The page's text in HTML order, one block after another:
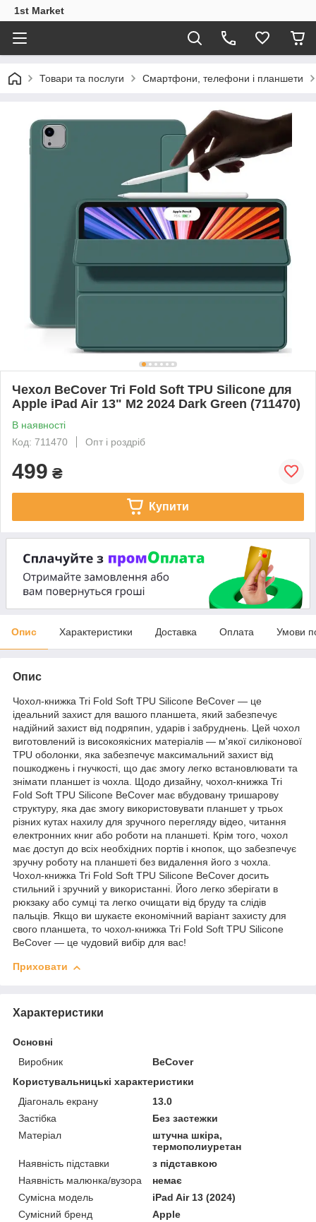
1st Market
Товари та послуги Смартфони, телефони і планшети
Чeхол BeCover Tri Fold Soft TPU Silicone для
Apple iPad Air 13" M2 2024 Dark Green (711470)
В наявності
Код: 711470
Опт і роздріб
499 ₴
Купити
Опис Характеристики Доставка Оплата Умови
Опис
Чохол-книжка Tri Fold Soft TPU Silicone BeCover — це
ідеальний захист для вашого планшета, який забезпечує
надійний захист від подряпин, ударів і забруднень. Цей чохол
виготовлений із високоякісних матеріалів — м'якої силіконової
TPU оболонки, яка забезпечує максимальний захист від
пошкоджень і гнучкості, що дає змогу легко встановлювати та
знімати планшет із чохла. Щодо дизайну, чохол-книжка Tri
Fold Soft TPU Silicone BeCover має вбудовану тришарову
структуру, яка дає змогу використовувати планшет у трьох
різних кутах нахилу для зручного перегляду відео, читання
електронних книг або роботи на планшеті. Крім того, чохол
має доступ до всіх необхідних портів і кнопок, що забезпечує
зручну роботу на планшеті без видалення його з чохла.
Чохол-книжка Tri Fold Soft TPU Silicone BeCover досить
стильний і зручний у використанні. Його легко зберігати в
рюкзаку або сумці та легко очищати від бруду та слідів
пальців. Якщо ви шукаєте економічний варіант захисту для
свого планшета, то чохол-книжка Tri Fold Soft TPU Silicone
BeCover — це чудовий вибір для вас!
Приховати
Характеристики
Основні
Виробник
BeCover
Користувальницькі характеристики
Діагональ екрану
13.0
Застібка
Без застежки
Матеріал
штучна шкіра,
термополиуретан
Наявність підставки
з підставкою
Наявність малюнка/вузора
немає
Сумісна модель
iPad Air 13 (2024)
Сумісний бренд
Apple